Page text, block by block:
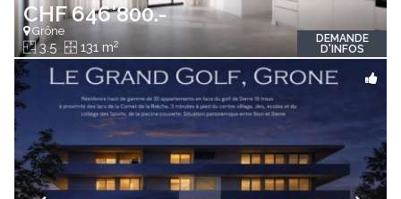
CHF 646'800.-
Grône
3.5 131 m2
DEMANDE
D'INFOS